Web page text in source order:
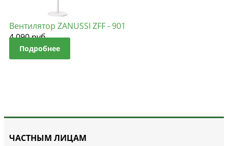
Вентилятор ZANUSSI ZFF - 901
4 090руб.
Подробнее
ЧАСТНЫМ ЛИЦАМ